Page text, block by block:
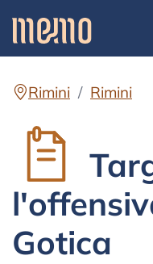
Rimini Rimini
Gotica